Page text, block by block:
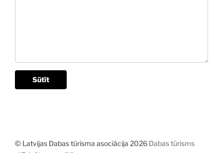
Sūtīt
© Latvijas Dabas tūrisma asociācija 2026 Dabas tūrisms